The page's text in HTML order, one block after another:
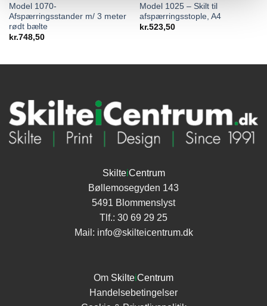
Model 1070-
Afspærringsstander m/ 3 meter
rødt bælte
kr.748,50
Model 1025 – Skilt til
afspærringsstople, A4
kr.523,50
SkilteiCentrum
Bøllemosegyden 143
5491 Blommenslyst
Tlf.: 30 69 29 25
Mail: info@skilteicentrum.dk
Om SkilteiCentrum
Handelsebetingelser